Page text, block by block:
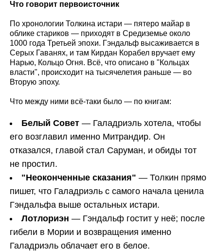
Что говорит первоисточник
По хронологии Толкина истари — пятеро майар в
облике стариков — приходят в Средиземье около
1000 года Третьей эпохи. Гэндальф высаживается в
Серых Гаванях, и там Кирдан Корабел вручает ему
Нарью, Кольцо Огня. Всё, что описано в "Кольцах
власти", происходит на тысячелетия раньше — во
Вторую эпоху.
Что между ними всё-таки было — по книгам:
Белый Совет — Галадриэль хотела, чтобы
его возглавил именно Митрандир. Он
отказался, главой стал Саруман, и обиды тот
не простил.
"Неоконченные сказания" — Толкин прямо
пишет, что Галадриэль с самого начала ценила
Гэндальфа выше остальных истари.
Лотлориэн — Гэндальф гостит у неё; после
гибели в Мории и возвращения именно
Галадриэль облачает его в белое.